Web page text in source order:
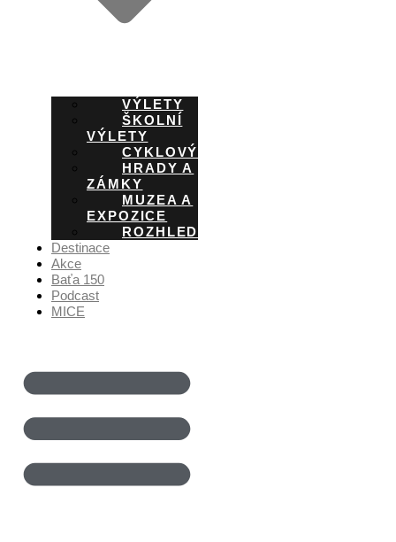
VÝLETY
ŠKOLNÍ
VÝLETY
CYKLOVÝLETY
HRADY A
ZÁMKY
MUZEA A
EXPOZICE
ROZHLEDNY
Destinace
Akce
Baťa 150
Podcast
MICE